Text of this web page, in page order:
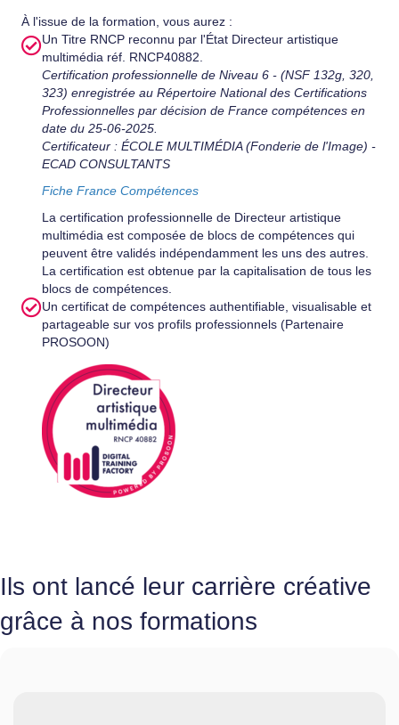
À l'issue de la formation, vous aurez :
Un Titre RNCP reconnu par l'État Directeur artistique
multimédia réf. RNCP40882.
Certification professionnelle de Niveau 6 - (NSF 132g, 320,
323) enregistrée au Répertoire National des Certifications
Professionnelles par décision de France compétences en
date du 25-06-2025.
Certificateur : ÉCOLE MULTIMÉDIA (Fonderie de l'Image) -
ECAD CONSULTANTS
Fiche France Compétences
La certification professionnelle de Directeur artistique
multimédia est composée de blocs de compétences qui
peuvent être validés indépendamment les uns des autres.
La certification est obtenue par la capitalisation de tous les
blocs de compétences.
Un certificat de compétences authentifiable, visualisable et
partageable sur vos profils professionnels (Partenaire
PROSOON)
Ils ont lancé leur carrière créative
grâce à nos formations